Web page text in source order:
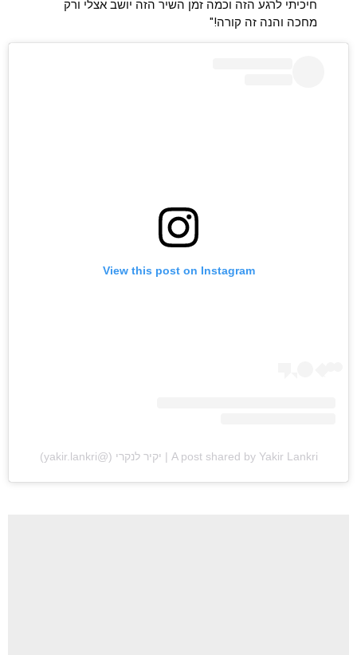
חיכיתי לרגע הזה וכמה זמן השיר הזה יושב אצלי ורק
מחכה והנה זה קורה!"
View this post on Instagram
A post shared by Yakir Lankri | יקיר לנקרי (@yakir.lankri)
ראשי
חדשות